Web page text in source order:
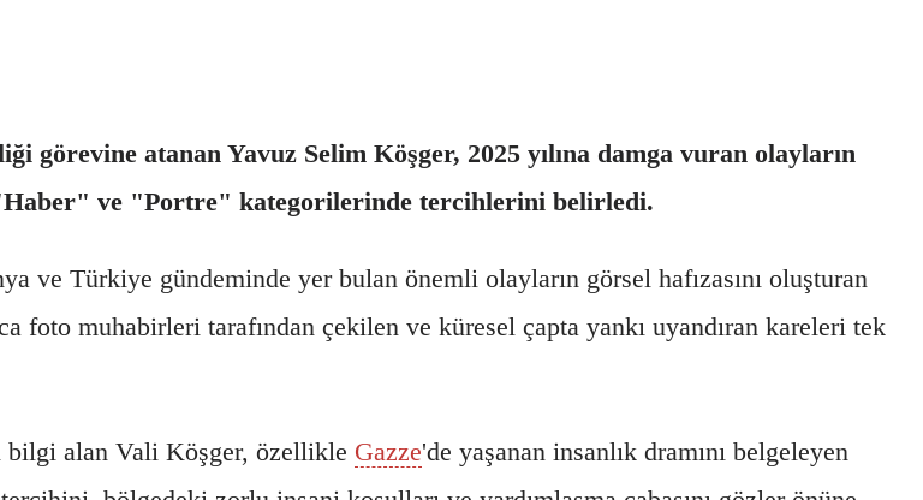
görevine atanan Yavuz Selim Köşger, 2025 yılına damga vuran olayların
ve "Portre" kategorilerinde tercihlerini belirledi.
ve Türkiye gündeminde yer bulan önemli olayların görsel hafızasını oluşturan
foto muhabirleri tarafından çekilen ve küresel çapta yankı uyandıran kareleri tek
bilgi alan Vali Köşger, özellikle Gazze'de yaşanan insanlık dramını belgeleyen